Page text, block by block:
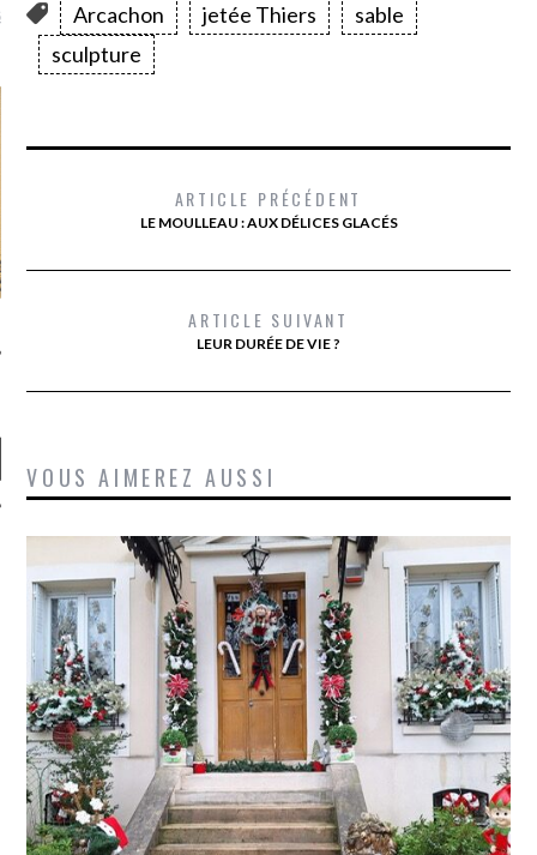
je ne parle presque que
Arcachon jetée Thiers
sable
sculpture
ARTICLE PRÉCÉDENT
LE MOULLEAU : AUX DÉLICES GLACÉS
ARTICLE SUIVANT
LEUR DURÉE DE VIE ?
VOUS AIMEREZ AUSSI